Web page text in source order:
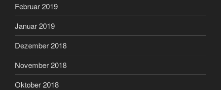
Februar 2019
Januar 2019
Dezember 2018
November 2018
Oktober 2018